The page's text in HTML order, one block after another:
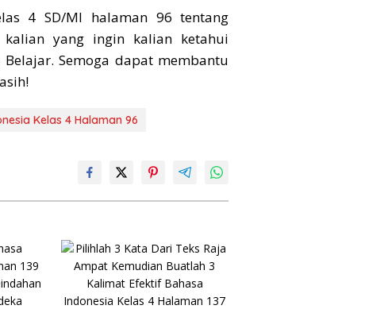
4 SD/MI halaman 96 tentang
yang ingin kalian ketahui
Semoga dapat membantu
Kelas 4 Halaman 96